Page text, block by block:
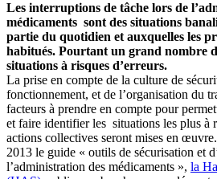
Les interruptions de tâche lors de
médicaments sont des situations
partie du quotidien et auxquelles les
habitués. Pourtant un grand nombre
situations à risques d’erreurs.
La prise en compte de la culture de
fonctionnement, et de l’organisation du
facteurs à prendre en compte pour
et faire identifier les situations les plus à
actions collectives seront mises en
2013 le guide « outils de sécurisation et
l’administration des médicaments », la